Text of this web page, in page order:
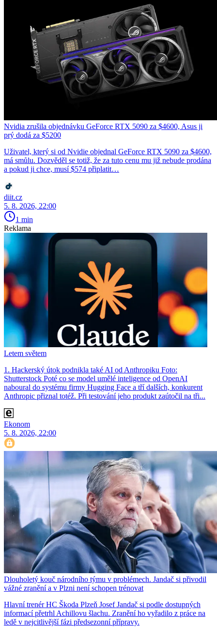
Nvidia zrušila objednávku GeForce RTX 5090 za $4600, Asus ji
prý dodá za $5200
Uživatel, který si od Nvidie objednal GeForce RTX 5090 za $4600,
má smůlu. Dozvěděl se totiž, že za tuto cenu mu již nebude prodána
a pokud ji chce, musí $574 připlatit…
diit.cz
5. 8. 2026, 22:00
1 min
Reklama
Letem světem
1. Hackerský útok podnikla také AI od Anthropiku Foto:
Shutterstock Poté co se model umělé inteligence od OpenAI
naboural do systému firmy Hugging Face a tří dalších, konkurent
Anthro­pic přiznal totéž. Při testování jeho produkt zaútočil na tři...
Ekonom
5. 8. 2026, 22:00
Dlouholetý kouč národního týmu v problémech. Jandač si přivodil
vážné zranění a v Plzni není schopen trénovat
Hlavní trenér HC Škoda Plzeň Josef Jandač si podle dostupných
informací přetrhl Achillovu šlachu. Zranění ho vyřadilo z práce na
ledě v nejcitlivější fázi předsezonní přípravy.